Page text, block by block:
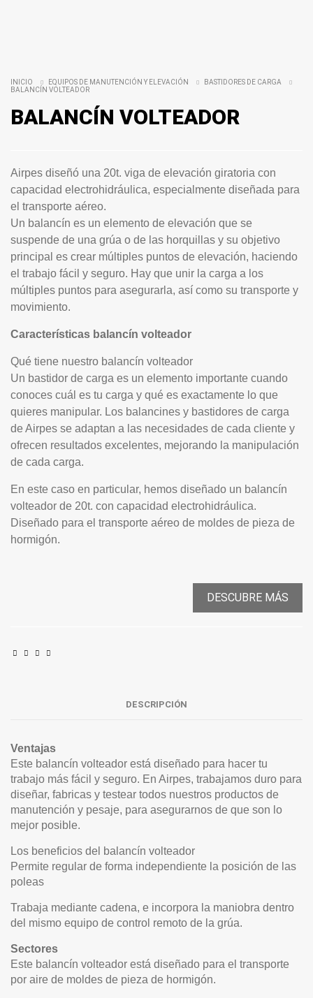
INICIO EQUIPOS DE MANUTENCIÓN Y ELEVACIÓN
BASTIDORES DE CARGA
BALANCÍN VOLTEADOR
BALANCÍN VOLTEADOR
Airpes diseñó una 20t. viga de elevación giratoria con
capacidad electrohidráulica, especialmente diseñada para
el transporte aéreo.
Un balancín es un elemento de elevación que se
suspende de una grúa o de las horquillas y su objetivo
principal es crear múltiples puntos de elevación, haciendo
el trabajo fácil y seguro. Hay que unir la carga a los
múltiples puntos para asegurarla, así como su transporte y
movimiento.
Características balancín volteador
Qué tiene nuestro balancín volteador
Un bastidor de carga es un elemento importante cuando
conoces cuál es tu carga y qué es exactamente lo que
quieres manipular. Los balancines y bastidores de carga
de Airpes se adaptan a las necesidades de cada cliente y
ofrecen resultados excelentes, mejorando la manipulación
de cada carga.
En este caso en particular, hemos diseñado un balancín
volteador de 20t. con capacidad electrohidráulica.
Diseñado para el transporte aéreo de moldes de pieza de
hormigón.
DESCUBRE MÁS
DESCRIPCIÓN
Ventajas
Este balancín volteador está diseñado para hacer tu
trabajo más fácil y seguro. En Airpes, trabajamos duro para
diseñar, fabricas y testear todos nuestros productos de
manutención y pesaje, para asegurarnos de que son lo
mejor posible.
Los beneficios del balancín volteador
Permite regular de forma independiente la posición de las
poleas
Trabaja mediante cadena, e incorpora la maniobra dentro
del mismo equipo de control remoto de la grúa.
Sectores
Este balancín volteador está diseñado para el transporte
por aire de moldes de pieza de hormigón.